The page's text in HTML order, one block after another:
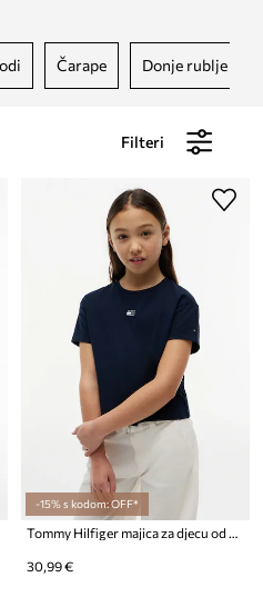
bodi čarape donje rublje
Filteri
-15% s kodom: OFF*
Tommy Hilfiger majica za djecu od pamuka
30,99 €